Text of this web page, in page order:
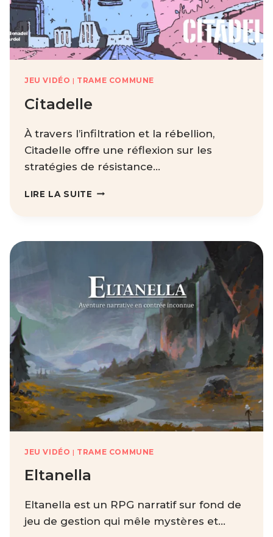
JEU VIDÉO | TRAME COMMUNE
Citadelle
À travers l’infiltration et la rébellion,
Citadelle offre une réflexion sur les
stratégies de résistance…
LIRE LA SUITE CITADELLE
JEU VIDÉO | TRAME COMMUNE
Eltanella
Eltanella est un RPG narratif sur fond de
jeu de gestion qui mêle mystères et…